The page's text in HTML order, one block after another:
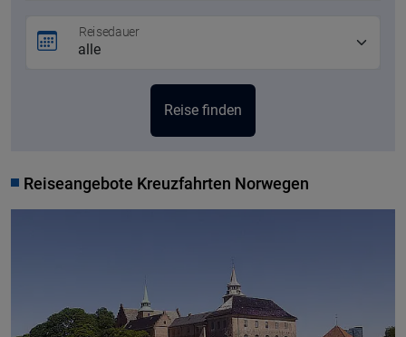
Reisedauer
Reiseangebote Kreuzfahrten Norwegen